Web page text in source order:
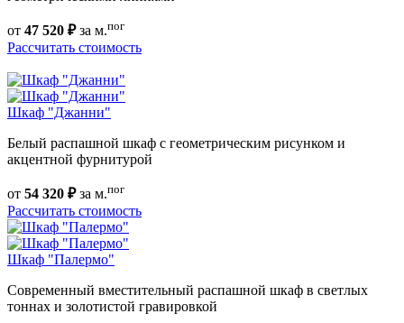
от 47 520 ₽за м.пог
Рассчитать стоимость
Шкаф "Джанни"
Белый распашной шкаф с геометрическим рисунком и
акцентной фурнитурой
от 54 320 ₽за м.пог
Рассчитать стоимость
Шкаф "Палермо"
Современный вместительный распашной шкаф в светлых
тоннах и золотистой гравировкой